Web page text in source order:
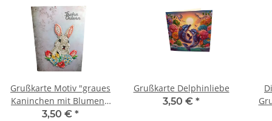
Grußkarte Motiv "graues
Kaninchen mit Blumen",
Schriftzug "Frohe
3,50 € *
Grußkarte Delphinliebe
3,50 € *